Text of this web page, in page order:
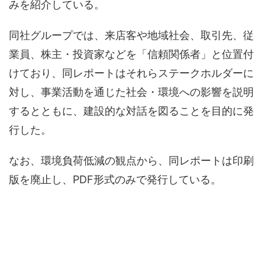
みを紹介している。
同社グループでは、来店客や地域社会、取引先、従
業員、株主・投資家などを「信頼関係者」と位置付
けており、同レポートはそれらステークホルダーに
対し、事業活動を通じた社会・環境への影響を説明
するとともに、建設的な対話を図ることを目的に発
行した。
なお、環境負荷低減の観点から、同レポートは印刷
版を廃止し、PDF形式のみで発行している。